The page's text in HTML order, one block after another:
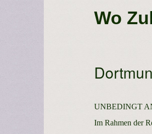
Wo
UNBEDINGT
Im Rahmen der